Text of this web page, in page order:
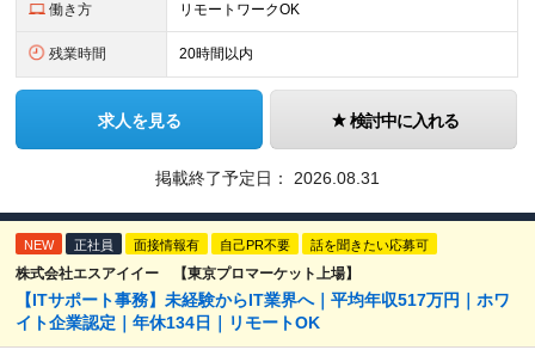
働き方 リモートワークOK
残業時間 20時間以内
求人を見る 検討中に入れる
掲載終了予定日： 2026.08.31
NEW 正社員 面接情報有 自己PR不要 話を聞きたい応募可
株式会社エスアイイー 【東京プロマーケット上場】
【ITサポート事務】未経験からIT業界へ｜平均年収517万円｜ホワ
イト企業認定｜年休134日｜リモートOK